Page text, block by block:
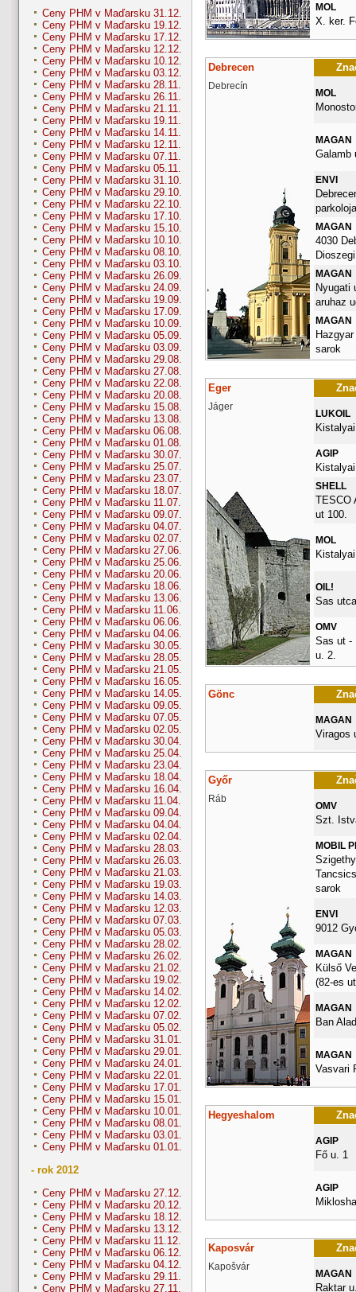
Ceny PHM v Maďarsku 31.12.
Ceny PHM v Maďarsku 19.12.
Ceny PHM v Maďarsku 17.12.
Ceny PHM v Maďarsku 12.12.
Ceny PHM v Maďarsku 10.12.
Ceny PHM v Maďarsku 03.12.
Ceny PHM v Maďarsku 28.11.
Ceny PHM v Maďarsku 26.11.
Ceny PHM v Maďarsku 21.11.
Ceny PHM v Maďarsku 19.11.
Ceny PHM v Maďarsku 14.11.
Ceny PHM v Maďarsku 12.11.
Ceny PHM v Maďarsku 07.11.
Ceny PHM v Maďarsku 05.11.
Ceny PHM v Maďarsku 31.10.
Ceny PHM v Maďarsku 29.10.
Ceny PHM v Maďarsku 22.10.
Ceny PHM v Maďarsku 17.10.
Ceny PHM v Maďarsku 15.10.
Ceny PHM v Maďarsku 10.10.
Ceny PHM v Maďarsku 08.10.
Ceny PHM v Maďarsku 03.10.
Ceny PHM v Maďarsku 26.09.
Ceny PHM v Maďarsku 24.09.
Ceny PHM v Maďarsku 19.09.
Ceny PHM v Maďarsku 17.09.
Ceny PHM v Maďarsku 10.09.
Ceny PHM v Maďarsku 05.09.
Ceny PHM v Maďarsku 03.09.
Ceny PHM v Maďarsku 29.08.
Ceny PHM v Maďarsku 27.08.
Ceny PHM v Maďarsku 22.08.
Ceny PHM v Maďarsku 20.08.
Ceny PHM v Maďarsku 15.08.
Ceny PHM v Maďarsku 13.08.
Ceny PHM v Maďarsku 06.08.
Ceny PHM v Maďarsku 01.08.
Ceny PHM v Maďarsku 30.07.
Ceny PHM v Maďarsku 25.07.
Ceny PHM v Maďarsku 23.07.
Ceny PHM v Maďarsku 18.07.
Ceny PHM v Maďarsku 11.07.
Ceny PHM v Maďarsku 09.07.
Ceny PHM v Maďarsku 04.07.
Ceny PHM v Maďarsku 02.07.
Ceny PHM v Maďarsku 27.06.
Ceny PHM v Maďarsku 25.06.
Ceny PHM v Maďarsku 20.06.
Ceny PHM v Maďarsku 18.06.
Ceny PHM v Maďarsku 13.06.
Ceny PHM v Maďarsku 11.06.
Ceny PHM v Maďarsku 06.06.
Ceny PHM v Maďarsku 04.06.
Ceny PHM v Maďarsku 30.05.
Ceny PHM v Maďarsku 28.05.
Ceny PHM v Maďarsku 21.05.
Ceny PHM v Maďarsku 16.05.
Ceny PHM v Maďarsku 14.05.
Ceny PHM v Maďarsku 09.05.
Ceny PHM v Maďarsku 07.05.
Ceny PHM v Maďarsku 02.05.
Ceny PHM v Maďarsku 30.04.
Ceny PHM v Maďarsku 25.04.
Ceny PHM v Maďarsku 23.04.
Ceny PHM v Maďarsku 18.04.
Ceny PHM v Maďarsku 16.04.
Ceny PHM v Maďarsku 11.04.
Ceny PHM v Maďarsku 09.04.
Ceny PHM v Maďarsku 04.04.
Ceny PHM v Maďarsku 02.04.
Ceny PHM v Maďarsku 28.03.
Ceny PHM v Maďarsku 26.03.
Ceny PHM v Maďarsku 21.03.
Ceny PHM v Maďarsku 19.03.
Ceny PHM v Maďarsku 14.03.
Ceny PHM v Maďarsku 12.03.
Ceny PHM v Maďarsku 07.03.
Ceny PHM v Maďarsku 05.03.
Ceny PHM v Maďarsku 28.02.
Ceny PHM v Maďarsku 26.02.
Ceny PHM v Maďarsku 21.02.
Ceny PHM v Maďarsku 19.02.
Ceny PHM v Maďarsku 14.02.
Ceny PHM v Maďarsku 12.02.
Ceny PHM v Maďarsku 07.02.
Ceny PHM v Maďarsku 05.02.
Ceny PHM v Maďarsku 31.01.
Ceny PHM v Maďarsku 29.01.
Ceny PHM v Maďarsku 24.01.
Ceny PHM v Maďarsku 22.01.
Ceny PHM v Maďarsku 17.01.
Ceny PHM v Maďarsku 15.01.
Ceny PHM v Maďarsku 10.01.
Ceny PHM v Maďarsku 08.01.
Ceny PHM v Maďarsku 03.01.
Ceny PHM v Maďarsku 01.01.
- rok 2012
Ceny PHM v Maďarsku 27.12.
Ceny PHM v Maďarsku 20.12.
Ceny PHM v Maďarsku 18.12.
Ceny PHM v Maďarsku 13.12.
Ceny PHM v Maďarsku 11.12.
Ceny PHM v Maďarsku 06.12.
Ceny PHM v Maďarsku 04.12.
Ceny PHM v Maďarsku 29.11.
Ceny PHM v Maďarsku 27.11.
MOL
X. ker.
Debrecen
Debrecín
MOL
MAGAN
Galamb
ENVI
MAGAN
4030
MAGAN
Nyugati
aruhaz
MAGAN
sarok
Eger
Jáger
LUKOIL
AGIP
SHELL
TESCO
ut 100.
MOL
OIL!
Sas
OMV
Sas ut -
u. 2.
Gönc
MAGAN
Viragos
Győr
Ráb
OMV
Szt.
MOBIL
sarok
ENVI
9012
MAGAN
Külső
(82-es ut
MAGAN
Ban
MAGAN
Vasvari
Hegyeshalom
AGIP
Fő u. 1
AGIP
Kaposvár
Kapošvár
MAGAN
Raktar